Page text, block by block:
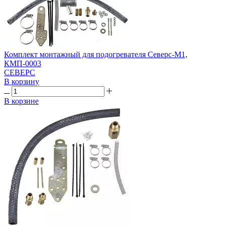
Комплект монтажный для подогревателя Северс-М1,
КМП-0003
СЕВЕРС
В корзину
В корзине